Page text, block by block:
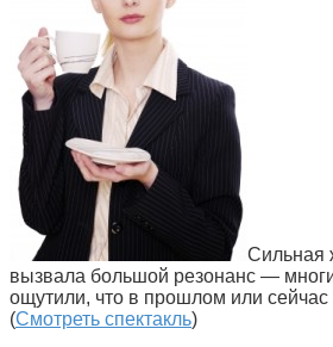
Сильная
вызвала большой резонанс —
ощутили, что в прошлом или
(Смотреть спектакль)